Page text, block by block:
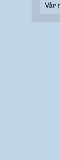
Vår